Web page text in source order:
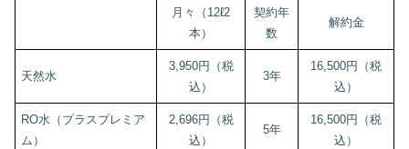
月々（12ℓ2
本）
契約年
数
解約金
天然水
3,950円（税
込）
3年
16,500円（税
込）
RO水（プラスプレミア
ム）
2,696円（税
込）
5年
16,500円（税
込）